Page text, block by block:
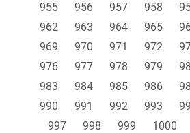
955
956 957 958
962
963 964 965
969
970 971 972
976
977 978 979
983
984 985 986
990
991 992 993
997
998 999 1000